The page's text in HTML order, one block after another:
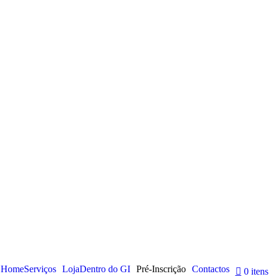
HomeServiços LojaDentro do GI Pré-Inscrição Contactos 0 itens